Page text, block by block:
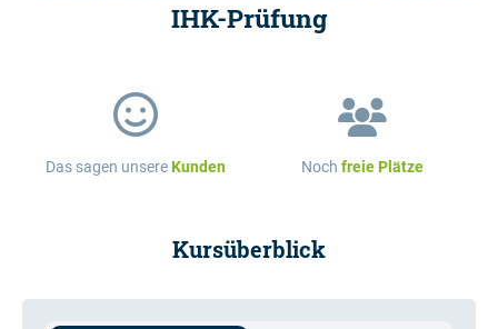
IHK-Prüfung
Das sagen unsereKunden Noch freie Plätze
Kursüberblick